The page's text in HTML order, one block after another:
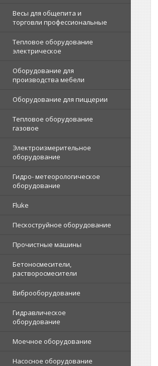
Весы для общепита и
торговли профессиональные
Тепловое оборудование
электрическое
Оборудование для
производства мебели
Оборудование для пиццерии
Тепловое оборудование
газовое
Электроизмерительное
оборудование
Гидро- метеорологическое
оборудование
Fluke
Пескоструйное оборудование
Прочистные машины
Бетоносмесители,
растворосмесители
Виброоборудование
Гидравлическое
оборудование
Моечное оборудование
Насосное оборудование